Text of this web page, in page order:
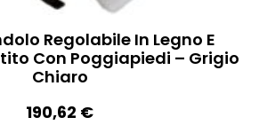
Regolabile In Legno E
Con Poggiapiedi – Grigio
Chiaro
190,62 €